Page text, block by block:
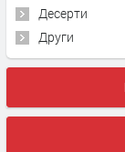
Десерти
Други